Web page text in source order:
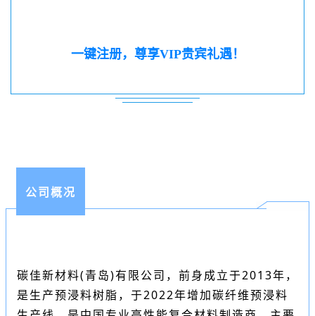
一键注册，尊享VIP贵宾礼遇！
公司概况
碳佳新材料(青岛)有限公司，前身成立于2013年，
是生产预浸料树脂，于2022年增加碳纤维预浸料